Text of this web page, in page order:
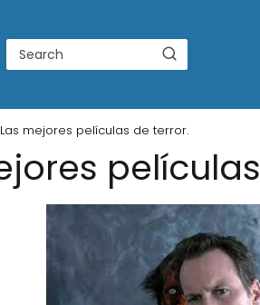
Las mejores películas de terror.